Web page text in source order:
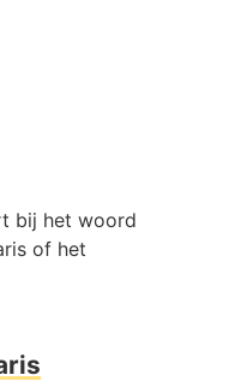
bij het woord
of het